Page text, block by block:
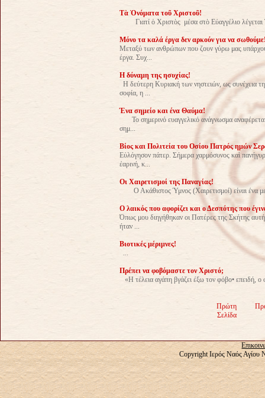
Τὰ Ὀνόματα τοῦ Χριστοῦ!
Γιατί ὁ Χριστὸς μέσα στὸ Εὐαγγέλιο
Μόνο τα καλά έργα δεν αρκούν για να
Μεταξύ των ανθρώπων που ζουν γύρω μας
έργα. Συχ...
Η δύναμη της ησυχίας!
Η δεύτερη Κυριακή των νηστειών, ως συνέχεια
σοφία, η ...
Ένα σημείο και ένα Θαύμα!
Το σημερινό ευαγγελικό ανάγνωσμα
σημ...
Bίος και Πολιτεία του Οσίου Πατρός ημών
Εὐλόγησον πάτερ. Σήμερα χαρμόσυνος καὶ
ἐαρινή, κ...
Οι Χαιρετισμοί της Παναγίας!
Ο Ακάθιστος Ύμνος (Χαιρετισμοί) είναι ένα
O λαικός που αφορίζει και ο Δεσπότης που
Όπως μου διηγήθηκαν οι Πατέρες της Σκήτης
ήταν ...
Bιοτικές μέριμνες!
Πρέπει να φοβόμαστε τον Χριστό;
«Η τέλεια αγάπη βγάζει έξω τον φόβο• επειδή, ο
Πρώτη
Σελίδα
Copyright Ιερός Ναός Αγίου